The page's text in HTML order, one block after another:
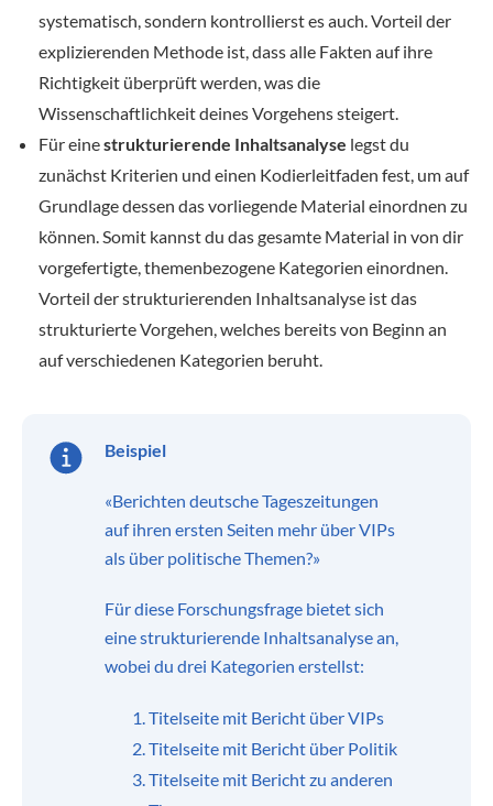
systematisch, sondern kontrollierst es auch. Vorteil der
explizierenden Methode ist, dass alle Fakten auf ihre
Richtigkeit überprüft werden, was die
Wissenschaftlichkeit deines Vorgehens steigert.
Für einestrukturierende Inhaltsanalyse legst du
zunächst Kriterien und einen Kodierleitfaden fest, um auf
Grundlage dessen das vorliegende Material einordnen zu
können. Somit kannst du das gesamte Material in von dir
vorgefertigte, themenbezogene Kategorien einordnen.
Vorteil der strukturierenden Inhaltsanalyse ist das
strukturierte Vorgehen, welches bereits von Beginn an
auf verschiedenen Kategorien beruht.
Beispiel
«Berichten deutsche Tageszeitungen
auf ihren ersten Seiten mehr über VIPs
als über politische Themen?»
Für diese Forschungsfrage bietet sich
eine strukturierende Inhaltsanalyse an,
wobei du drei Kategorien erstellst:
Titelseite mit Bericht über VIPs
Titelseite mit Bericht über Politik
Titelseite mit Bericht zu anderen